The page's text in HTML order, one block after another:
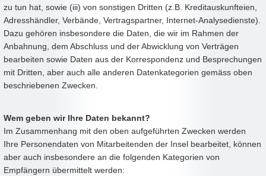
zu tun hat, sowie (iii) von sonstigen Dritten (z.B. Kreditauskunfteien,
Adresshändler, Verbände, Vertragspartner, Internet-Analysedienste).
Dazu gehören insbesondere die Daten, die wir im Rahmen der
Anbahnung, dem Abschluss und der Abwicklung von Verträgen
bearbeiten sowie Daten aus der Korrespondenz und Besprechungen
mit Dritten, aber auch alle anderen Datenkategorien gemäss oben
beschriebenen Zwecken.
Wem geben wir Ihre Daten bekannt?
Im Zusammenhang mit den oben aufgeführten Zwecken werden
Ihre Personendaten von Mitarbeitenden der Insel bearbeitet, können
aber auch insbesondere an die folgenden Kategorien von
Empfängern übermittelt werden: